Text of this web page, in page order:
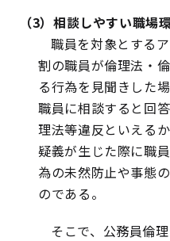
（3）相談しやすい職場
職員を対象とする
割の職員が倫理法・
る行為を見聞きした
職員に相談すると回
理法等違反といえる
疑義が生じた際に職
為の未然防止や事態
のである。
そこで、公務員倫